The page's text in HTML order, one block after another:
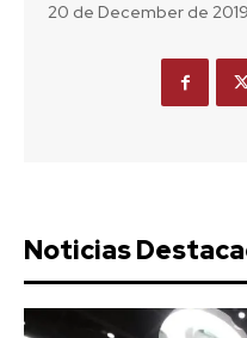
20 de December de 2019
Noticias